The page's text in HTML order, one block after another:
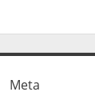
Meta